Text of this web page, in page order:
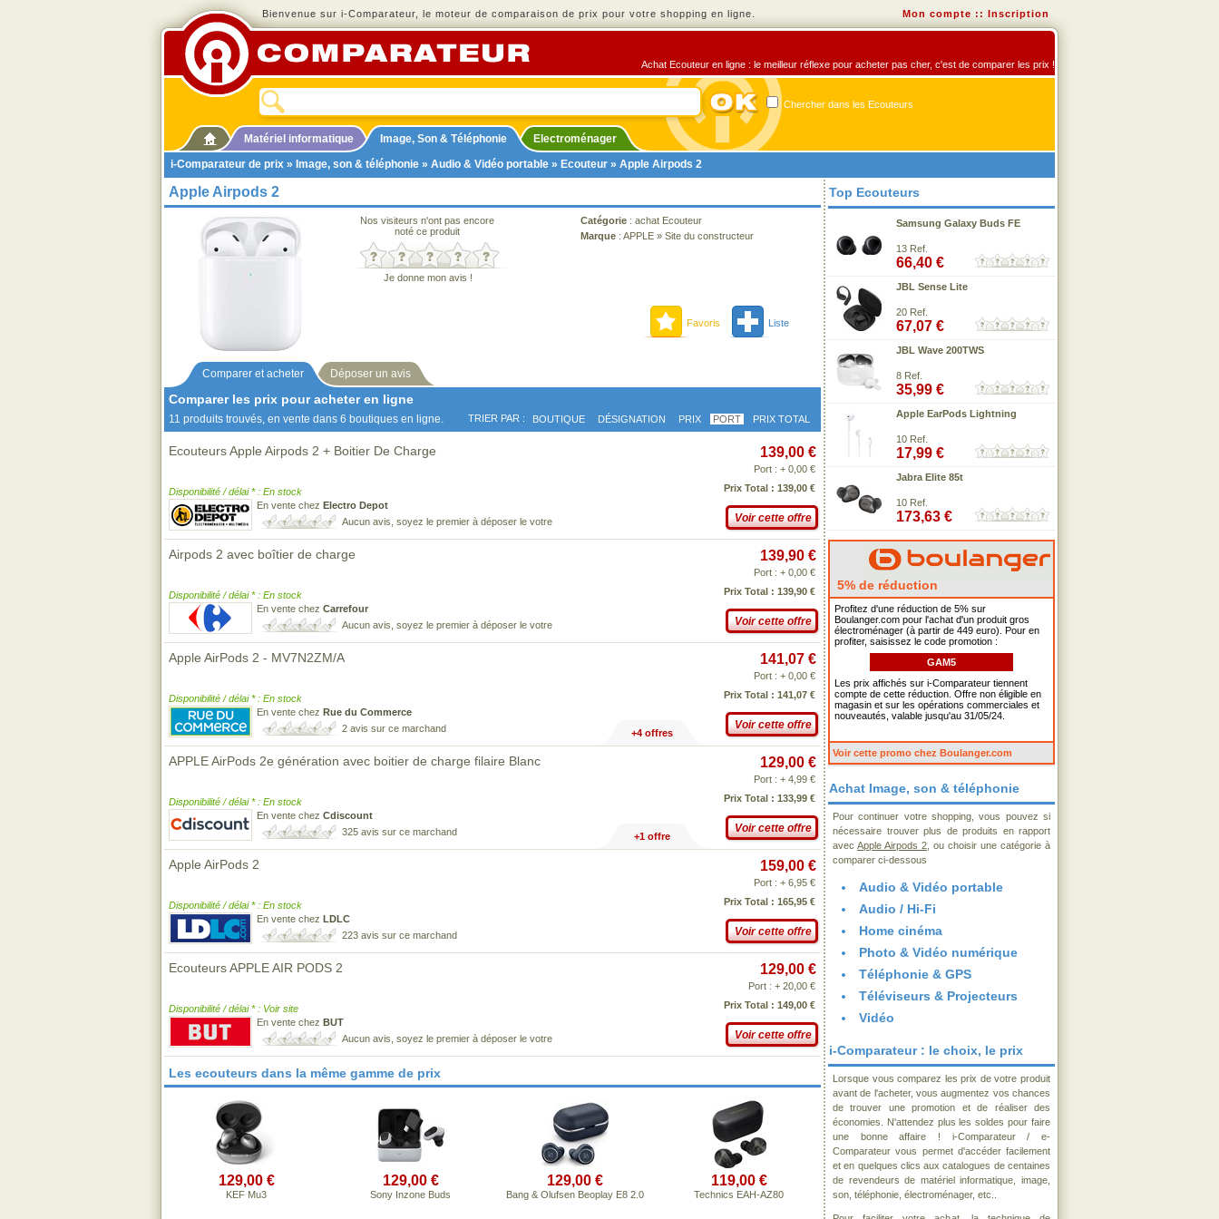
Bienvenue sur i-Comparateur, le moteur de comparaison de prix pour votre shopping en ligne. Mon compte :: Inscription
Achat Ecouteur en ligne : le meilleur réflexe pour acheter pas cher, c'est de comparer les prix !
Chercher dans les Ecouteurs
Matériel informatique Image, Son & Téléphonie
Electroménager
i-Comparateur de prix » Image, son & téléphonie » Audio & Vidéo portable » Ecouteur » Apple Airpods 2
Apple Airpods 2
Nos visiteurs n'ont pas encore
noté ce produit
Je donne mon avis !
Catégorie : achat Ecouteur
Marque : APPLE » Site du constructeur
Favoris Liste
Comparer et acheter Déposer un avis
Comparer les prix pour acheter en ligne
11 produits trouvés, en vente dans 6 boutiques en ligne. TRIER PAR : BOUTIQUE DÉSIGNATION PRIX PORT PRIX TOTAL
Ecouteurs Apple Airpods 2 + Boitier De Charge
Disponibilité / délai * : En stock
En vente chez Electro Depot
Aucun avis, soyez le premier à déposer le votre
139,00 €
Port : + 0,00 €
Prix Total : 139,00 €
Voir cette offre
Airpods 2 avec boîtier de charge
Disponibilité / délai * : En stock
En vente chez Carrefour
Aucun avis, soyez le premier à déposer le votre
139,90 €
Port : + 0,00 €
Prix Total : 139,90 €
Voir cette offre
Apple AirPods 2 - MV7N2ZM/A
Disponibilité / délai * : En stock
En vente chez Rue du Commerce
2 avis sur ce marchand
141,07 €
Port : + 0,00 €
Prix Total : 141,07 €
Voir cette offre
+4 offres
APPLE AirPods 2e génération avec boitier de charge filaire Blanc
Disponibilité / délai * : En stock
En vente chez Cdiscount
325 avis sur ce marchand
129,00 €
Port : + 4,99 €
Prix Total : 133,99 €
Voir cette offre
+1 offre
Apple AirPods 2
Disponibilité / délai * : En stock
En vente chez LDLC
223 avis sur ce marchand
159,00 €
Port : + 6,95 €
Prix Total : 165,95 €
Voir cette offre
Ecouteurs APPLE AIR PODS 2
Disponibilité / délai * : Voir site
En vente chez BUT
Aucun avis, soyez le premier à déposer le votre
129,00 €
Port : + 20,00 €
Prix Total : 149,00 €
Voir cette offre
Les ecouteurs dans la même gamme de prix
129,00 €
KEF Mu3
129,00 €
Sony Inzone Buds
129,00 €
Bang & Olufsen Beoplay E8 2.0
119,00 €
Technics EAH-AZ80
Top Ecouteurs
Samsung Galaxy Buds FE
13 Ref.
66,40 €
JBL Sense Lite
20 Ref.
67,07 €
JBL Wave 200TWS
8 Ref.
35,99 €
Apple EarPods Lightning
10 Ref.
17,99 €
Jabra Elite 85t
10 Ref.
173,63 €
5% de réduction
Profitez d'une réduction de 5% sur
Boulanger.com pour l'achat d'un produit gros
électroménager (à partir de 449 euro). Pour en
profiter, saisissez le code promotion :
GAM5
Les prix affichés sur i-Comparateur tiennent
compte de cette réduction. Offre non éligible en
magasin et sur les opérations commerciales et
nouveautés, valable jusqu'au 31/05/24.
Voir cette promo chez Boulanger.com
Achat Image, son & téléphonie
Pour continuer votre shopping, vous pouvez si
nécessaire trouver plus de produits en rapport
avec Apple Airpods 2 , ou choisir une catégorie à
comparer ci-dessous
Audio & Vidéo portable
Audio / Hi-Fi
Home cinéma
Photo & Vidéo numérique
Téléphonie & GPS
Téléviseurs & Projecteurs
Vidéo
i-Comparateur : le choix, le prix
Lorsque vous comparez les prix de votre produit
avant de l'acheter, vous augmentez vos chances
de trouver une promotion et de réaliser des
économies. N'attendez plus les soldes pour faire
une bonne affaire ! i-Comparateur / e-
Comparateur vous permet d'accéder facilement
et en quelques clics aux catalogues de centaines
de revendeurs de matériel informatique, image,
son, téléphonie, électroménager, etc..